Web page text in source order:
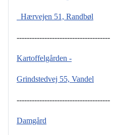
Hærvejen 51, Randbøl
-------------------------------------
Kartoffelgården -
Grindstedvej 55, Vandel
-------------------------------------
Damgård